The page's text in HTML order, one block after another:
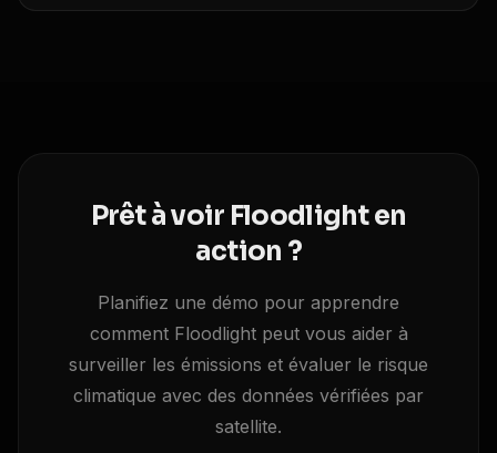
Prêt à voir Floodlight en
action ?
Planifiez une démo pour apprendre
comment Floodlight peut vous aider à
surveiller les émissions et évaluer le risque
climatique avec des données vérifiées par
satellite.